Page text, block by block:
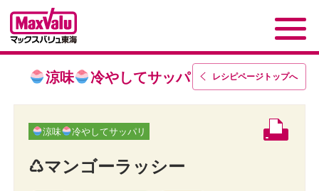
レシピページトップへ
涼味 冷やしてサッパリ
涼味 冷やしてサッパリ
♺マンゴーラッシー